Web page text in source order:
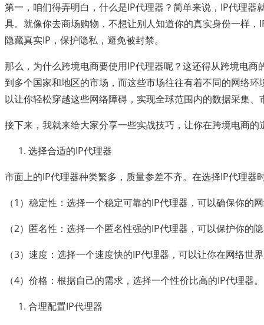
第一，咱们得弄明白，什么是IP代理器？简单来说，IP代理器
具。就像你去商场购物，不想让别人知道你的真实身份一样，
隐藏真实IP，保护隐私，避免被封禁。
那么，为什么跨境电商要使用IP代理器呢？这还得从跨境电商
到多个国家和地区的市场，而这些市场往往有着不同的网络环
以让你轻松穿越这些网络障碍，实现全球范围内的数据采集、
接下来，我就来给大家分享一些实战技巧，让你在跨境电商的
选择合适的IP代理器
市面上的IP代理器种类繁多，质量参差不齐。在选择IP代理器
（1）稳定性：选择一个稳定可靠的IP代理器，可以确保你的
（2）匿名性：选择一个匿名性强的IP代理器，可以保护你的
（3）速度：选择一个速度快的IP代理器，可以让你在网络世
（4）价格：根据自己的需求，选择一个性价比高的IP代理器。
合理配置IP代理器